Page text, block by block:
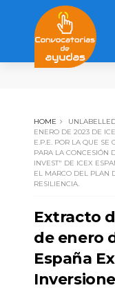
HOME
ENERO DE 2023 DE
E.P.E. POR LA QUE SE
PARA LA CONCESIÓN
INVEST" DE ICEX
EL MARCO DEL PLAN
RESILIENCIA.
Extracto
de enero
España